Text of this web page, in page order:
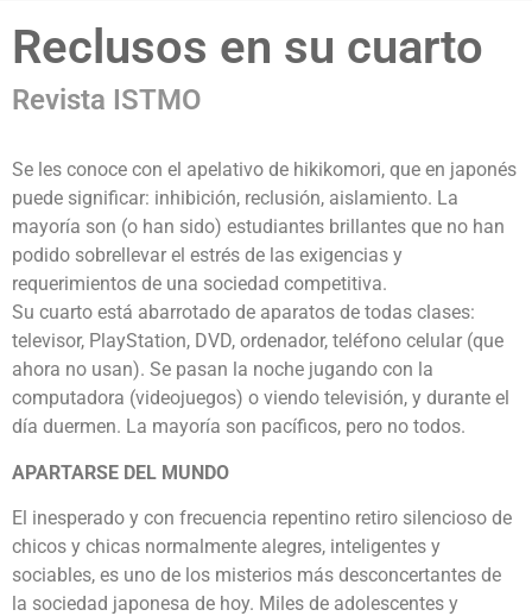
Reclusos en su cuarto
Revista ISTMO
Se les conoce con el apelativo de hikikomori, que en japonés
puede significar: inhibición, reclusión, aislamiento. La
mayoría son (o han sido) estudiantes brillantes que no han
podido sobrellevar el estrés de las exigencias y
requerimientos de una sociedad competitiva.
Su cuarto está abarrotado de aparatos de todas clases:
televisor, PlayStation, DVD, ordenador, teléfono celular (que
ahora no usan). Se pasan la noche jugando con la
computadora (videojuegos) o viendo televisión, y durante el
día duermen. La mayoría son pacíficos, pero no todos.
APARTARSE DEL MUNDO
El inesperado y con frecuencia repentino retiro silencioso de
chicos y chicas normalmente alegres, inteligentes y
sociables, es uno de los misterios más desconcertantes de
la sociedad japonesa de hoy. Miles de adolescentes y